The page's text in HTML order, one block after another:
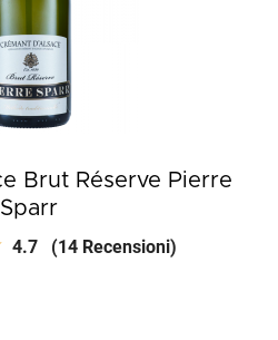
Brut Réserve Pierre
Sparr
4.7 (14 Recensioni)